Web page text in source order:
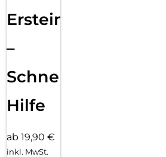
Ersteinrichtung
–
Schnelle
Hilfe
ab 19,90 €
inkl. MwSt.